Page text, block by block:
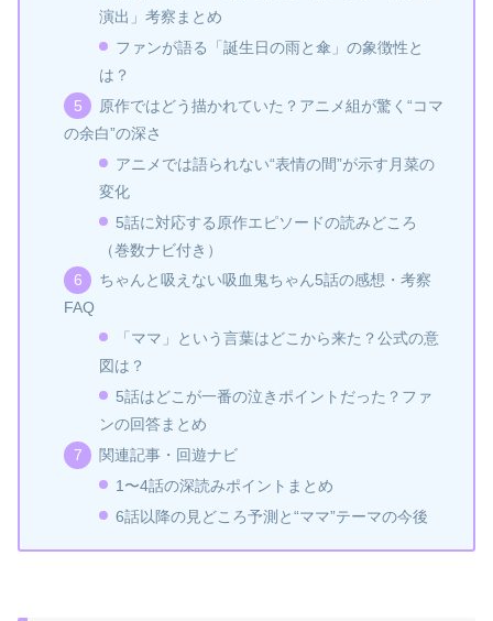
演出」考察まとめ
ファンが語る「誕生日の雨と傘」の象徴性と
は？
原作ではどう描かれていた？アニメ組が驚く“コマ
の余白”の深さ
アニメでは語られない“表情の間”が示す月菜の
変化
5話に対応する原作エピソードの読みどころ
（巻数ナビ付き）
ちゃんと吸えない吸血鬼ちゃん5話の感想・考察
FAQ
「ママ」という言葉はどこから来た？公式の意
図は？
5話はどこが一番の泣きポイントだった？ファ
ンの回答まとめ
関連記事・回遊ナビ
1〜4話の深読みポイントまとめ
6話以降の見どころ予測と“ママ”テーマの今後